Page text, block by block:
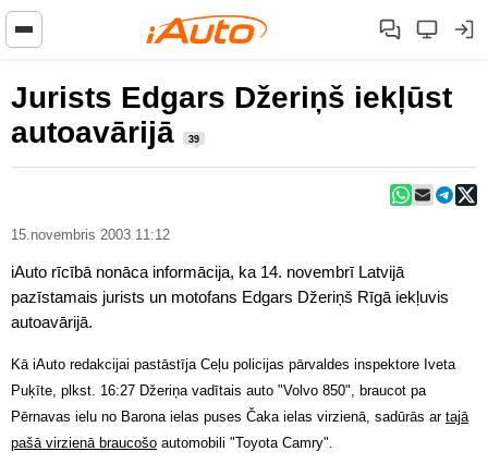
Jurists Edgars Džeriņš iekļūst
autoavārijā
39
15.novembris 2003 11:12
iAuto rīcībā nonāca informācija, ka 14. novembrī Latvijā
pazīstamais jurists un motofans Edgars Džeriņš Rīgā iekļuvis
autoavārijā.
Kā iAuto redakcijai pastāstīja Ceļu policijas pārvaldes inspektore Iveta
Puķīte, plkst. 16:27 Džeriņa vadītais auto "Volvo 850", braucot pa
Pērnavas ielu no Barona ielas puses Čaka ielas virzienā, sadūrās ar tajā
pašā virzienā braucošo automobili "Toyota Camry".